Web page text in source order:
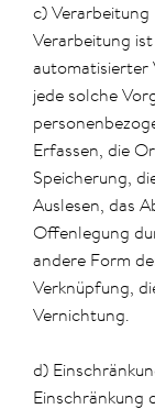
c) Verarbeitung
Verarbeitung
automatisierter
jede solche
Erfassen, die
Speicherung,
Auslesen, das
Offenlegung
andere Form
Verknüpfung,
Vernichtung.
d)
Einschränkung